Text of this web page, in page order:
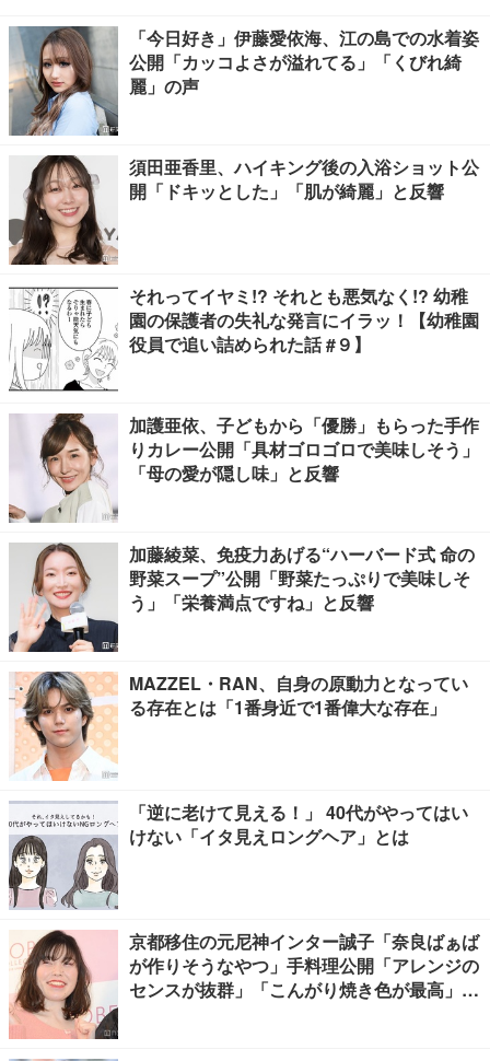
「今日好き」伊藤愛依海、江の島での水着姿
公開「カッコよさが溢れてる」「くびれ綺
麗」の声
須田亜香里、ハイキング後の入浴ショット公
開「ドキッとした」「肌が綺麗」と反響
それってイヤミ!? それとも悪気なく!? 幼稚
園の保護者の失礼な発言にイラッ！【幼稚園
役員で追い詰められた話 #９】
加護亜依、子どもから「優勝」もらった手作
りカレー公開「具材ゴロゴロで美味しそう」
「母の愛が隠し味」と反響
加藤綾菜、免疫力あげる“ハーバード式 命の
野菜スープ”公開「野菜たっぷりで美味しそ
う」「栄養満点ですね」と反響
MAZZEL・RAN、自身の原動力となってい
る存在とは「1番身近で1番偉大な存在」
「逆に老けて見える！」 40代がやってはい
けない「イタ見えロングヘア」とは
京都移住の元尼神インター誠子「奈良ばぁば
が作りそうなやつ」手料理公開「アレンジの
センスが抜群」「こんがり焼き色が最高」と